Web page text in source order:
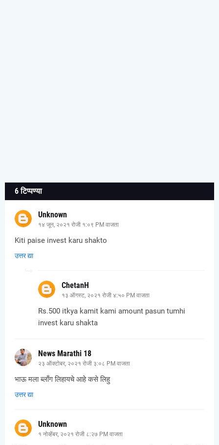
6 टिप्पण्या
Unknown
१४ जून, २०२१ रोजी १:०९ PM वाजता
Kiti paise invest karu shakto
उत्तर द्या
ChetanH
१३ ऑगस्ट, २०२१ रोजी ४:५० PM वाजता
Rs.500 itkya kamit kami amount pasun tumhi
invest karu shakta
News Marathi 18
२३ ऑक्टोबर, २०२१ रोजी ३:०८ PM वाजता
भाऊ मला ब्लाँग लिहायचे आहे कसे लिहु
उत्तर द्या
Unknown
१ नोव्हेंबर, २०२१ रोजी ८:२७ PM वाजता